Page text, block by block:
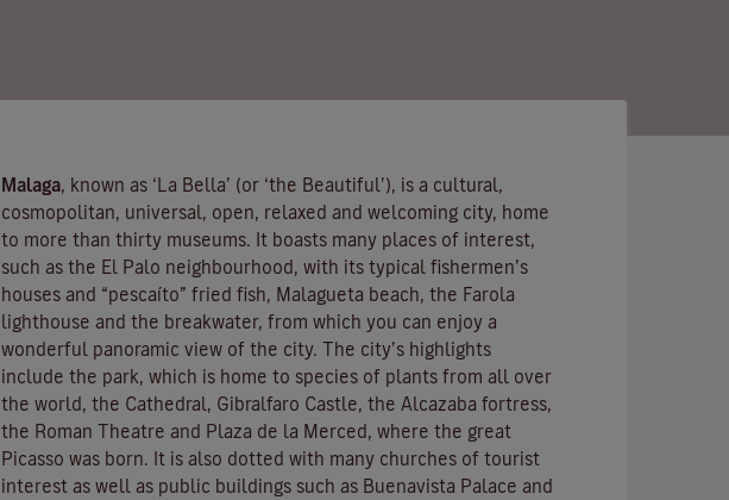
Malaga , known as ‘La Bella’ (or ‘the Beautiful’), is a cultural,
cosmopolitan, universal, open, relaxed and welcoming city, home
to more than thirty museums. It boasts many places of interest,
such as the El Palo neighbourhood, with its typical fishermen’s
houses and “pescaíto” fried fish, Malagueta beach, the Farola
lighthouse and the breakwater, from which you can enjoy a
wonderful panoramic view of the city. The city’s highlights
include the park, which is home to species of plants from all over
the world, the Cathedral, Gibralfaro Castle, the Alcazaba fortress,
the Roman Theatre and Plaza de la Merced, where the great
Picasso was born. It is also dotted with many churches of tourist
interest as well as public buildings such as Buenavista Palace and